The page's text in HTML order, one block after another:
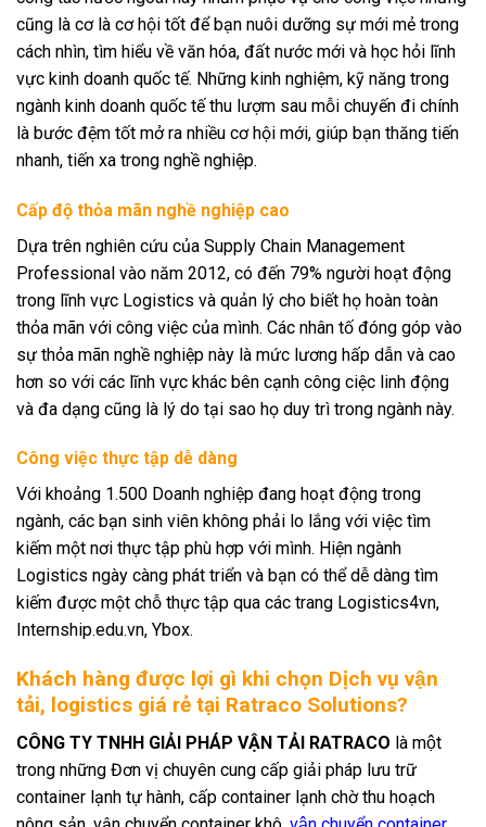
cũng là cơ là cơ hội tốt để bạn nuôi dưỡng sự mới mẻ trong
cách nhìn, tìm hiểu về văn hóa, đất nước mới và học hỏi lĩnh
vực kinh doanh quốc tế. Những kinh nghiệm, kỹ năng trong
ngành kinh doanh quốc tế thu lượm sau mỗi chuyến đi chính
là bước đệm tốt mở ra nhiều cơ hội mới, giúp bạn thăng tiến
nhanh, tiến xa trong nghề nghiệp.
Cấp độ thỏa mãn nghề nghiệp cao
Dựa trên nghiên cứu của Supply Chain Management
Professional vào năm 2012, có đến 79% người hoạt động
trong lĩnh vực Logistics và quản lý cho biết họ hoàn toàn
thỏa mãn với công việc của mình. Các nhân tố đóng góp vào
sự thỏa mãn nghề nghiệp này là mức lương hấp dẫn và cao
hơn so với các lĩnh vực khác bên cạnh công ciệc linh động
và đa dạng cũng là lý do tại sao họ duy trì trong ngành này.
Công việc thực tập dễ dàng
Với khoảng 1.500 Doanh nghiệp đang hoạt động trong
ngành, các bạn sinh viên không phải lo lắng với việc tìm
kiếm một nơi thực tập phù hợp với mình. Hiện ngành
Logistics ngày càng phát triển và bạn có thể dễ dàng tìm
kiếm được một chỗ thực tập qua các trang Logistics4vn,
Internship.edu.vn, Ybox.
Khách hàng được lợi gì khi chọn Dịch vụ vận
tải, logistics giá rẻ tại Ratraco Solutions?
CÔNG TY TNHH GIẢI PHÁP VẬN TẢI RATRACO là một
trong những Đơn vị chuyên cung cấp giải pháp lưu trữ
container lạnh tự hành, cấp container lạnh chờ thu hoạch